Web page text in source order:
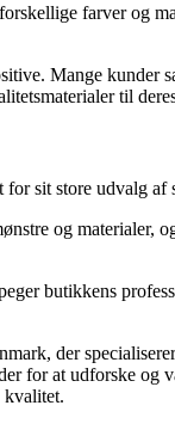
farver og
Mange kunder
til
sit store udvalg
og materialer,
butikkens
der
for at udforske
kvalitet.